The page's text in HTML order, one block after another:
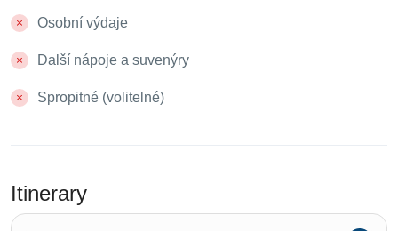
Osobní výdaje
Další nápoje a suvenýry
Spropitné (volitelné)
Itinerary